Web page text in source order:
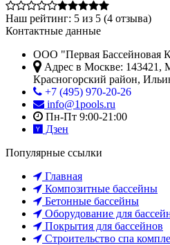
Наш рейтинг: 5 из 5 (4 отзыва)
Контактные данные
ООО "Первая Бассейновая
Адрес в Москве: 143421 ,
Красногорский район,
+7 (495) 970-20-26
info@1pools.ru
Пн-Пт 9:00-21:00
Дзен
Популярные ссылки
Главная
Композитные бассейны
Бетонные бассейны
Оборудование для
Покрытия для бассейнов
Строительство спа